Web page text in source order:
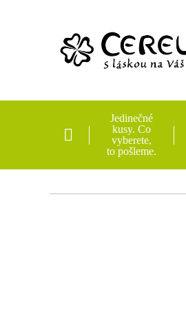
Jedinečné
kusy. Co
vyberete,
to pošleme.